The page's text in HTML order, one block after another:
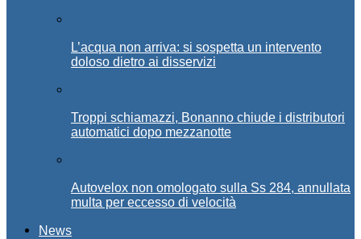
L’acqua non arriva: si sospetta un intervento
doloso dietro ai disservizi
Troppi schiamazzi, Bonanno chiude i distributori
automatici dopo mezzanotte
Autovelox non omologato sulla Ss 284, annullata
multa per eccesso di velocità
News